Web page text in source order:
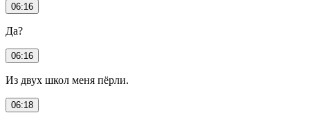
06:16
Да?
06:16
Из двух школ меня пёрли.
06:18